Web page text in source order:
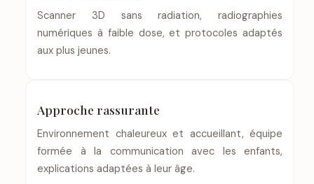
Scanner 3D sans radiation, radiographies
numériques à faible dose, et protocoles adaptés
aux plus jeunes.
Approche rassurante
Environnement chaleureux et accueillant, équipe
formée à la communication avec les enfants,
explications adaptées à leur âge.